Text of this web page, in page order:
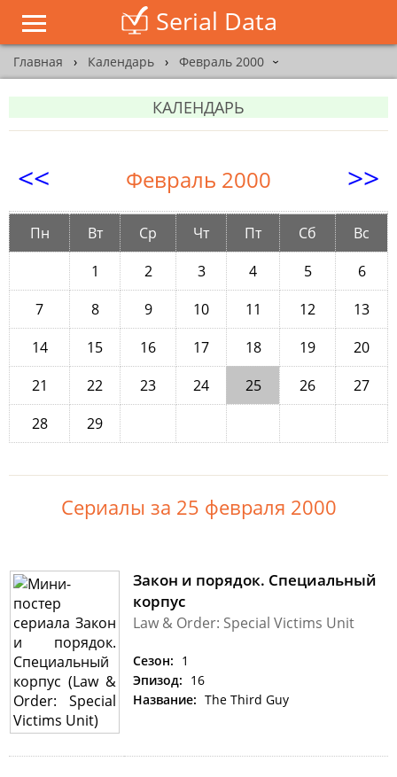
Serial Data
Главная › Календарь › Февраль 2000 ›
КАЛЕНДАРЬ
<< Февраль 2000 >>
Пн Вт Ср Чт Пт Сб
Вс
1
2 3 4 5
6
7
8 9 10 11 12
13
14
15 16 17 18 19
20
21
22 23 24 25 26
27
28
29
Сериалы за 25 февраля 2000
Закон и порядок. Специальный
корпус
Law & Order: Special Victims Unit
Сезон: 1
Эпизод: 16
Название: The Third Guy